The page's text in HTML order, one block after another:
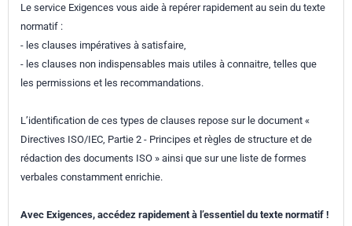
Le service Exigences vous aide à repérer rapidement au sein du texte
normatif :
- les clauses impératives à satisfaire,
- les clauses non indispensables mais utiles à connaitre, telles que
les permissions et les recommandations.
L’identification de ces types de clauses repose sur le document «
Directives ISO/IEC, Partie 2 - Principes et règles de structure et de
rédaction des documents ISO » ainsi que sur une liste de formes
verbales constamment enrichie.
Avec Exigences, accédez rapidement à l’essentiel du texte normatif !